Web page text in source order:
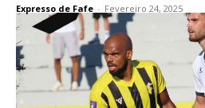
Expresso de Fafe - Fevereiro 24, 2025